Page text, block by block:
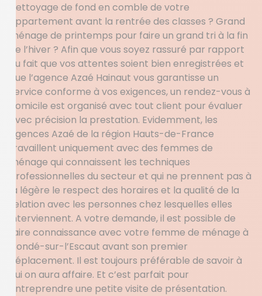
Nettoyage de fond en comble de votre
appartement avant la rentrée des classes ? Grand
ménage de printemps pour faire un grand tri à la fin
de l’hiver ? Afin que vous soyez rassuré par rapport
au fait que vos attentes soient bien enregistrées et
que l’agence Azaé Hainaut vous garantisse un
service conforme à vos exigences, un rendez-vous à
domicile est organisé avec tout client pour évaluer
avec précision la prestation. Evidemment, les
agences Azaé de la région Hauts-de-France
travaillent uniquement avec des femmes de
ménage qui connaissent les techniques
professionnelles du secteur et qui ne prennent pas à
la légère le respect des horaires et la qualité de la
relation avec les personnes chez lesquelles elles
interviennent. A votre demande, il est possible de
faire connaissance avec votre femme de ménage à
Condé-sur-l’Escaut avant son premier
déplacement. Il est toujours préférable de savoir à
qui on aura affaire. Et c’est parfait pour
entreprendre une petite visite de présentation.